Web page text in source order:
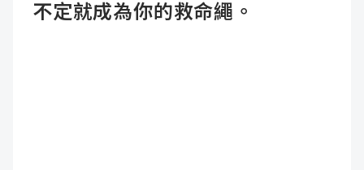
不定就成為你的救命繩。